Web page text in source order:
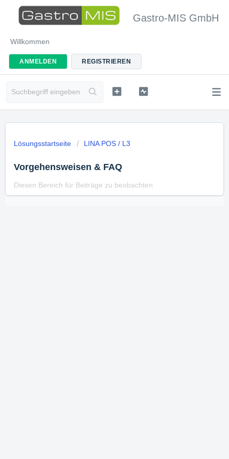
Gastro-MIS GmbH
Willkommen
ANMELDEN REGISTRIEREN
Lösungsstartseite LINA POS / L3
Vorgehensweisen & FAQ
Diesen Bereich für Beiträge zu beobachten